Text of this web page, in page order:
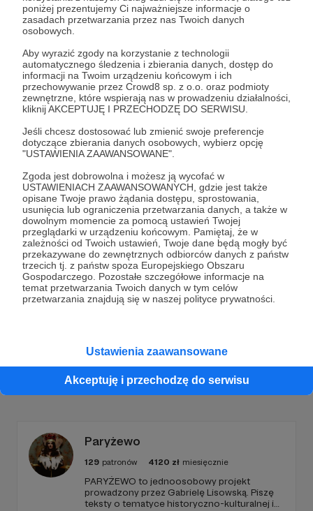
poniżej prezentujemy Ci najważniejsze informacje o
zasadach przetwarzania przez nas Twoich danych
osobowych.
Aby wyrazić zgody na korzystanie z technologii
automatycznego śledzenia i zbierania danych, dostęp do
informacji na Twoim urządzeniu końcowym i ich
przechowywanie przez Crowd8 sp. z o.o. oraz podmioty
zewnętrzne, które wspierają nas w prowadzeniu działalności,
kliknij AKCEPTUJĘ I PRZECHODZĘ DO SERWISU.
Jeśli chcesz dostosować lub zmienić swoje preferencje
dotyczące zbierania danych osobowych, wybierz opcję
"USTAWIENIA ZAAWANSOWANE".
Zgoda jest dobrowolna i możesz ją wycofać w
USTAWIENIACH ZAAWANSOWANYCH, gdzie jest także
opisane Twoje prawo żądania dostępu, sprostowania,
usunięcia lub ograniczenia przetwarzania danych, a także w
dowolnym momencie za pomocą ustawień Twojej
przeglądarki w urządzeniu końcowym. Pamiętaj, że w
zależności od Twoich ustawień, Twoje dane będą mogły być
przekazywane do zewnętrznych odbiorców danych z państw
trzecich tj. z państw spoza Europejskiego Obszaru
Gospodarczego. Pozostałe szczegółowe informacje na
temat przetwarzania Twoich danych w tym celów
przetwarzania znajdują się w naszej polityce prywatności.
Ustawienia zaawansowane
Akceptuję i przechodzę do serwisu
wszystkich bardzo serdecznie na nowej wersji mojego
portfolio! Weźcie coś zimnego do picia i sprawdźcie, co
dla Was przygotowałem!
exxan grafika komputerowa grafika +7
Dołącz do grona Patronów!
Wesprzyj działalność AutoraTomasz Szewczyk już
teraz!
Zostań Patronem
Promowani autorzy
Paryżewo
129 patronów 4120 zł miesięcznie
PARYŻEWO to jednoosobowy projekt
prowadzony przez Gabrielę Lisowską. Piszę
teksty o tematyce historyczno-kulturalnej i